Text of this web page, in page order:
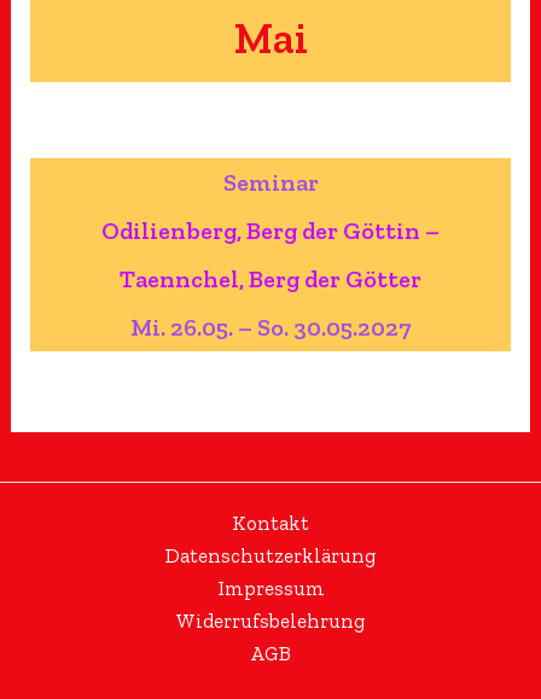
Mai
Seminar
Odilienberg, Berg der Göttin –
Taennchel, Berg der Götter
Mi. 26.05. – So. 30.05.2027
Kontakt
Datenschutzerklärung
Impressum
Widerrufsbelehrung
AGB